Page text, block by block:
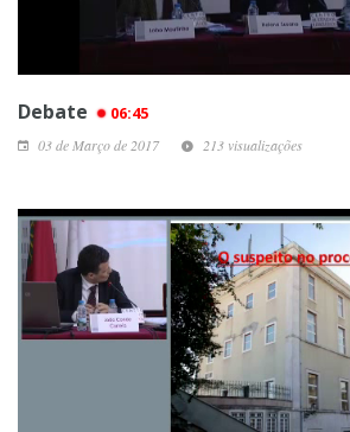
Debate 06:45
03 de Março de 2017 213 visualizações